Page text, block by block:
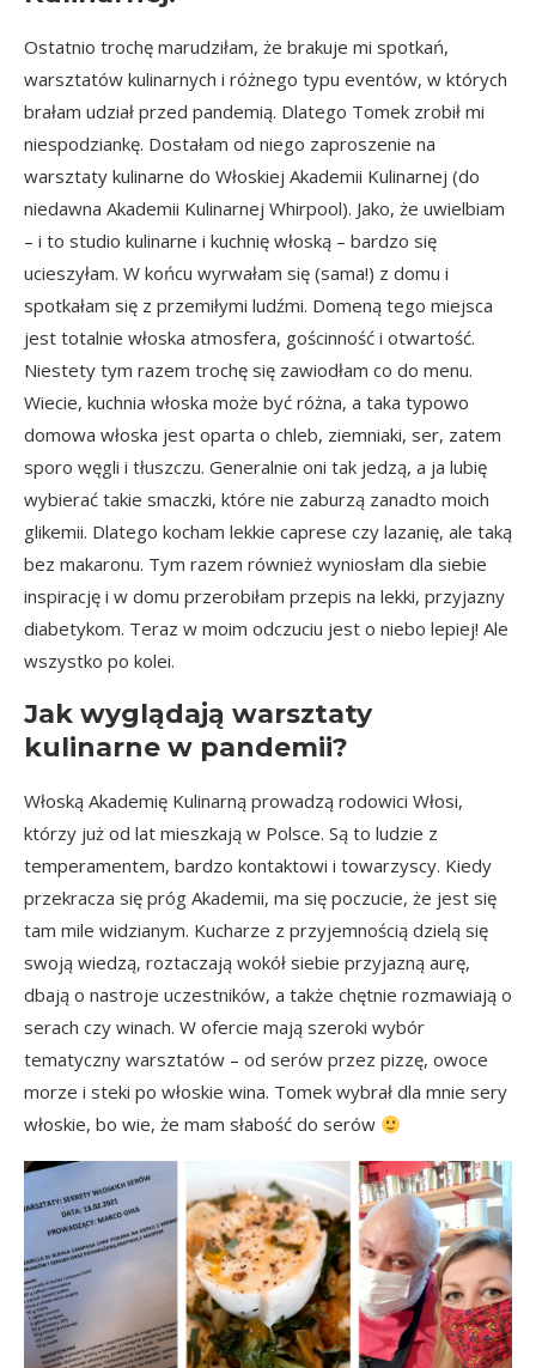
Ostatnio trochę marudziłam, że brakuje mi spotkań,
warsztatów kulinarnych i różnego typu eventów, w których
brałam udział przed pandemią. Dlatego Tomek zrobił mi
niespodziankę. Dostałam od niego zaproszenie na
warsztaty kulinarne do Włoskiej Akademii Kulinarnej (do
niedawna Akademii Kulinarnej Whirpool). Jako, że uwielbiam
– i to studio kulinarne i kuchnię włoską – bardzo się
ucieszyłam. W końcu wyrwałam się (sama!) z domu i
spotkałam się z przemiłymi ludźmi. Domeną tego miejsca
jest totalnie włoska atmosfera, gościnność i otwartość.
Niestety tym razem trochę się zawiodłam co do menu.
Wiecie, kuchnia włoska może być różna, a taka typowo
domowa włoska jest oparta o chleb, ziemniaki, ser, zatem
sporo węgli i tłuszczu. Generalnie oni tak jedzą, a ja lubię
wybierać takie smaczki, które nie zaburzą zanadto moich
glikemii. Dlatego kocham lekkie caprese czy lazanię, ale taką
bez makaronu. Tym razem również wyniosłam dla siebie
inspirację i w domu przerobiłam przepis na lekki, przyjazny
diabetykom. Teraz w moim odczuciu jest o niebo lepiej! Ale
wszystko po kolei.
Jak wyglądają warsztaty
kulinarne w pandemii?
Włoską Akademię Kulinarną prowadzą rodowici Włosi,
którzy już od lat mieszkają w Polsce. Są to ludzie z
temperamentem, bardzo kontaktowi i towarzyscy. Kiedy
przekracza się próg Akademii, ma się poczucie, że jest się
tam mile widzianym. Kucharze z przyjemnością dzielą się
swoją wiedzą, roztaczają wokół siebie przyjazną aurę,
dbają o nastroje uczestników, a także chętnie rozmawiają o
serach czy winach. W ofercie mają szeroki wybór
tematyczny warsztatów – od serów przez pizzę, owoce
morze i steki po włoskie wina. Tomek wybrał dla mnie sery
włoskie, bo wie, że mam słabość do serów